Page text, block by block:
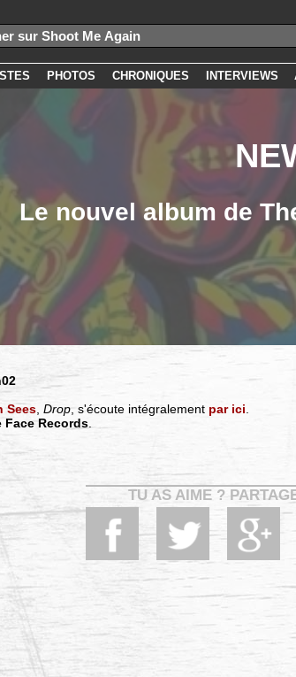
PHOTOS CHRONIQUES INTERVIEWS
Le nouvel album de
Sees, Drop, s'écoute intégralement par ici.
Face Records.
TU AS AIME ?